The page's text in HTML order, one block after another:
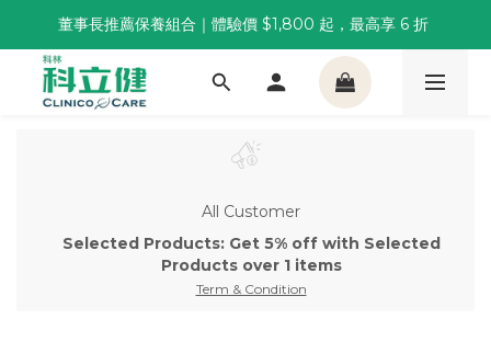
董事長推薦保養組合｜體驗價 $1,800 起，最高享 6 折
董事長推薦保養組合｜體驗價 $1,800 起，最高享 6 折
科林 40 週年 6 重賞｜單筆滿一萬送住宿券，滿兩千再抽
董事長推薦保養組合｜體驗價 $1,800 起，最高享 6 折
All Customer
Selected Products: Get 5% off with Selected
Products over 1 items
Term & Condition